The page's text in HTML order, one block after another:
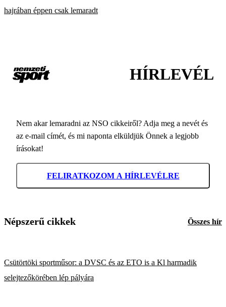
hajrában éppen csak lemaradt
HÍRLEVÉL
Nem akar lemaradni az NSO cikkeiről? Adja meg a nevét és
az e-mail címét, és mi naponta elküldjük Önnek a legjobb
írásokat!
FELIRATKOZOM A HÍRLEVÉLRE
Népszerű cikkek Összes hír
Csütörtöki sportműsor: a DVSC és az ETO is a Kl harmadik
selejtezőkörében lép pályára